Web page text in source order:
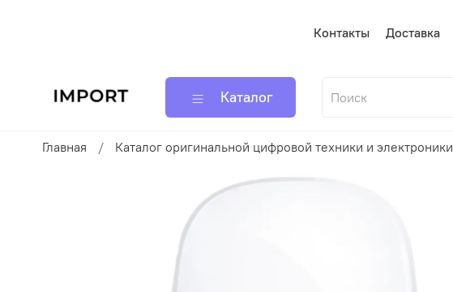
Контакты Доставка
Каталог
Главная Каталог оригинальной цифровой техники и электроники